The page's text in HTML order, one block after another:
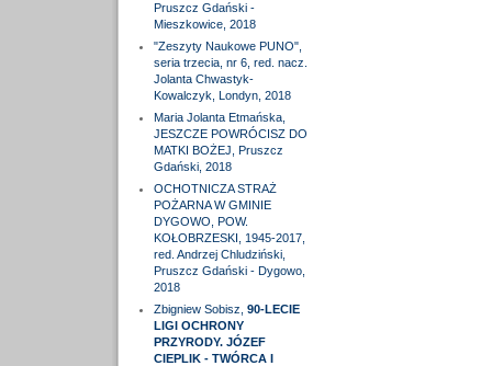
Pruszcz Gdański -
Mieszkowice, 2018
"Zeszyty Naukowe PUNO",
seria trzecia, nr 6, red. nacz.
Jolanta Chwastyk-
Kowalczyk, Londyn, 2018
Maria Jolanta Etmańska,
JESZCZE POWRÓCISZ DO
MATKI BOŻEJ, Pruszcz
Gdański, 2018
OCHOTNICZA STRAŻ
POŻARNA W GMINIE
DYGOWO, POW.
KOŁOBRZESKI, 1945-2017,
red. Andrzej Chludziński,
Pruszcz Gdański - Dygowo,
2018
Zbigniew Sobisz, 90-LECIE
LIGI OCHRONY
PRZYRODY. JÓZEF
CIEPLIK - TWÓRCA I